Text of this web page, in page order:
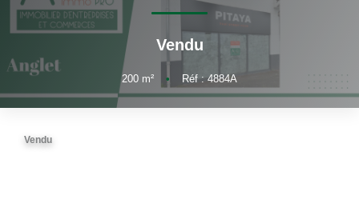
Nous Rejoindre
Nos Actualités
CONTACT
Vendu
200 m² • Réf : 4884A
Vendu